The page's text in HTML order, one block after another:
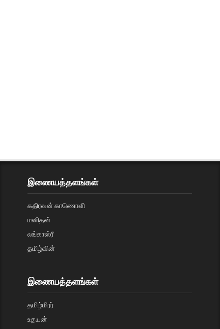
இணையத்தளங்கள்
கதிரவன் காணொளி
மனிதன்
லங்காஸ்ரீ
தமிழ்வின்
இணையத்தளங்கள்
தமிழ்மிரர்
உதயன்